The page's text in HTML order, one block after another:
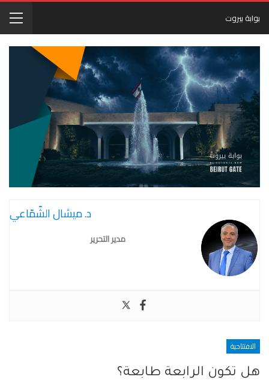
بوابة بيروت
د. ميشال الشّمّاعي
مدير التحرير
الافتتاحية
هل تكون الرابعة طابعة؟